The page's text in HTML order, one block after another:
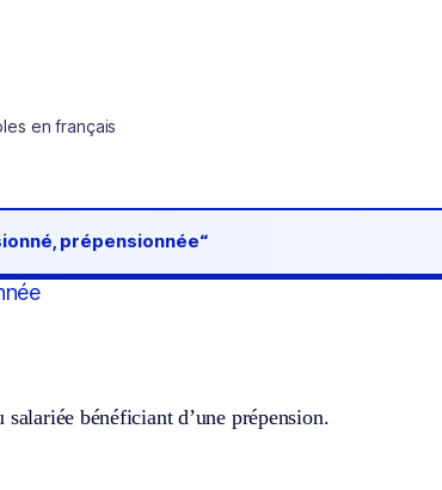
en français
prépensionnée“
salariée bénéficiant d’une prépension.